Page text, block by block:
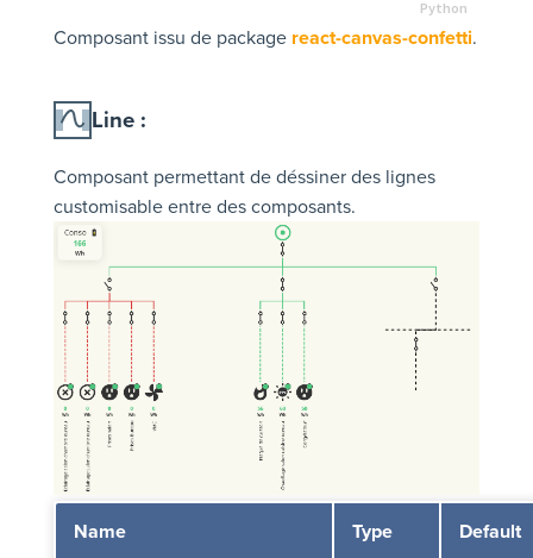
Composant issu de package react-canvas-confetti.
Line :
Composant permettant de déssiner des lignes
customisable entre des composants.
Name Type Default